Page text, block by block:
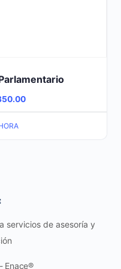
El
precio
servicios de asesoría y
Enace®